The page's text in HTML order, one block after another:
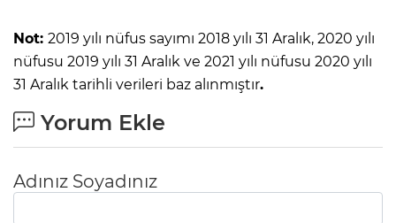
Not: 2019 yılı nüfus sayımı 2018 yılı 31 Aralık, 2020 yılı
nüfusu 2019 yılı 31 Aralık ve 2021 yılı nüfusu 2020 yılı
31 Aralık tarihli verileri baz alınmıştır.
Yorum Ekle
Adınız Soyadınız